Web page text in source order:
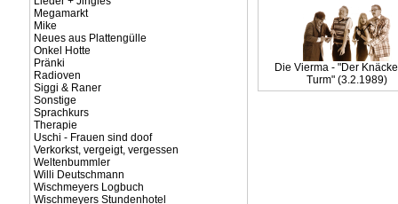
Megamarkt
Mike
Neues aus Plattengülle
Onkel Hotte
Pränki
Radioven
Siggi & Raner
Sonstige
Sprachkurs
Therapie
Uschi - Frauen sind doof
Verkorkst, vergeigt, vergessen
Weltenbummler
Willi Deutschmann
Wischmeyers Logbuch
Wischmeyers Stundenhotel
Die Vierma - "Der
Turm" (3.2.1989)